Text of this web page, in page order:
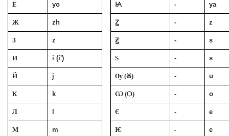
Ё yo Ꙗ - ya
Ж zh Ꙁ - z
З z Ꙃ - s
И i (i') Ѕ - s
Й j Ѹ (Ꙋ) - u
К k Ѡ (Ѻ) - o
Л Є - e
М m Ѥ - e